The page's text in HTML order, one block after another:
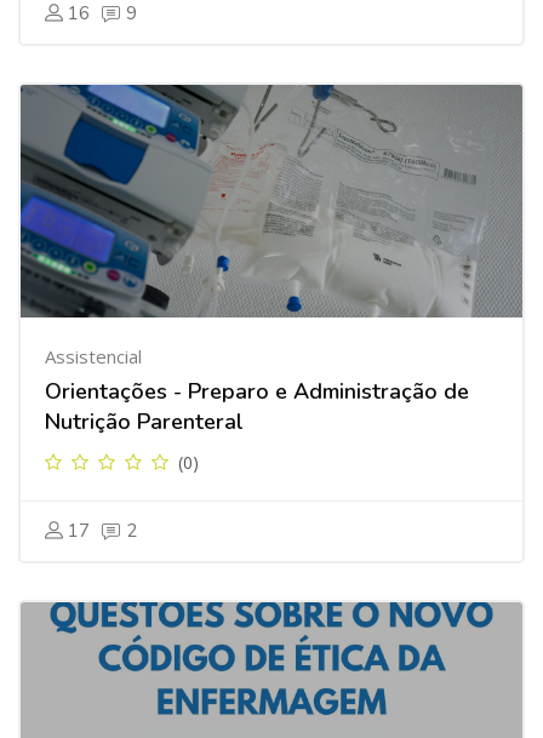
16 9
Assistencial
Orientações - Preparo e Administração de
Nutrição Parenteral
(0)
17 2